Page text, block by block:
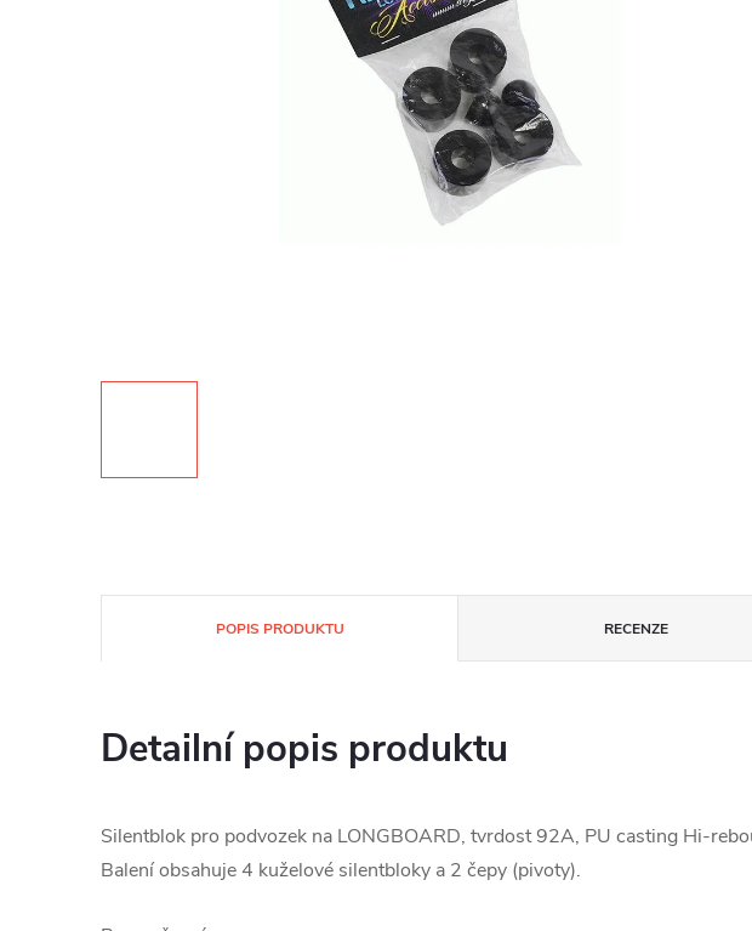
POPIS PRODUKTU RECENZE
Detailní popis produktu
Silentblok pro podvozek na LONGBOARD, tvrdost 92A, PU casting Hi-
Balení obsahuje 4 kuželové silentbloky a 2 čepy (pivoty).